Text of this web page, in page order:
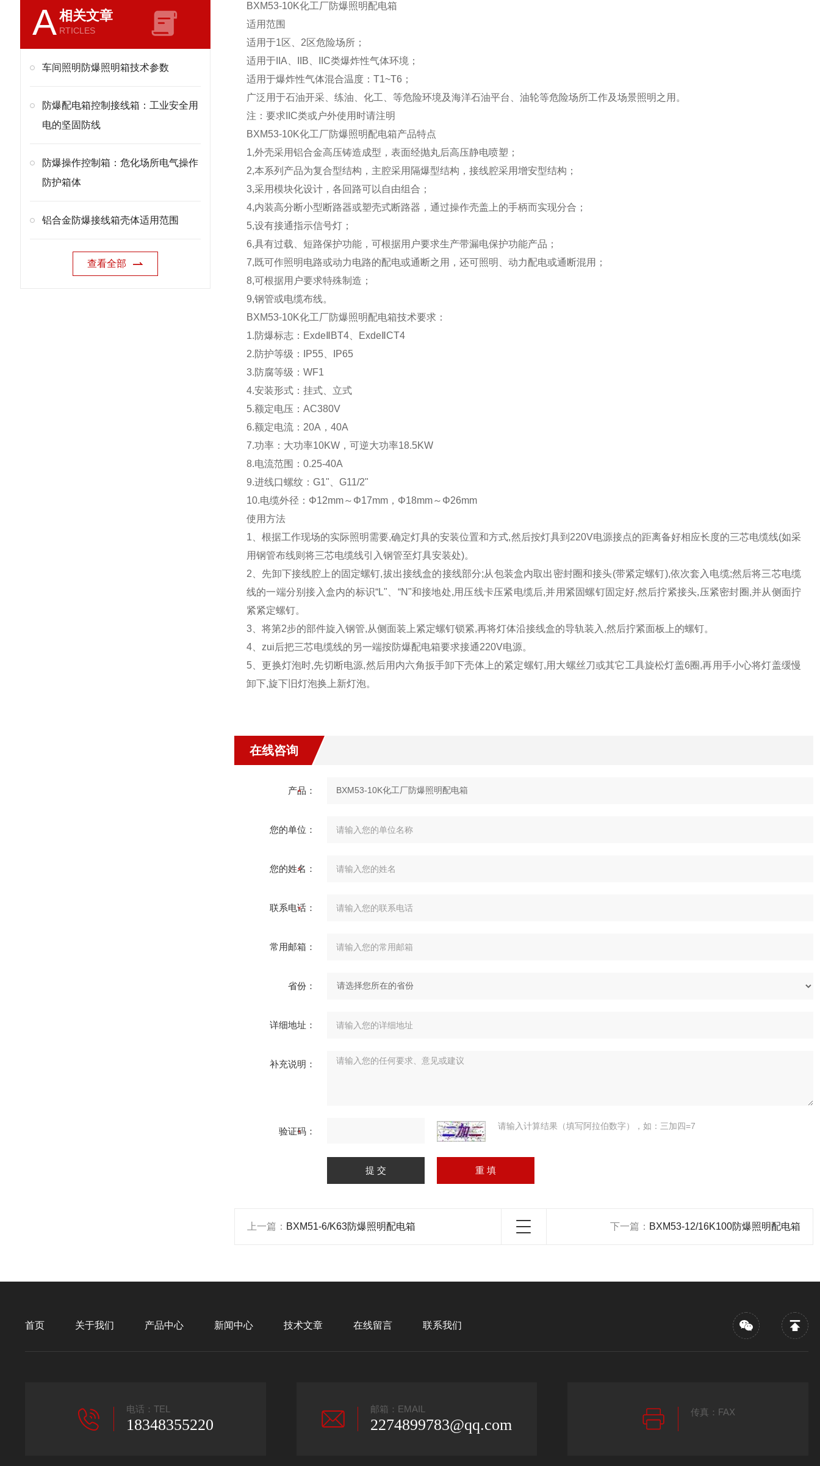
A相关文章
RTICLES
车间照明防爆照明箱技术参数
防爆配电箱控制接线箱：工业安全用
电的坚固防线
防爆操作控制箱：危化场所电气操作
防护箱体
铝合金防爆接线箱壳体适用范围
查看全部
BXM53-10K化工厂防爆照明配电箱
适用范围
适用于1区、2区危险场所；
适用于IIA、IIB、IIC类爆炸性气体环境；
适用于爆炸性气体混合温度：T1~T6；
广泛用于石油开采、练油、化工、等危险环境及海洋石油平台、油轮等危险场所工作及场景照明之用。
注：要求IIC类或户外使用时请注明
BXM53-10K化工厂防爆照明配电箱产品特点
1,外壳采用铝合金高压铸造成型，表面经抛丸后高压静电喷塑；
2,本系列产品为复合型结构，主腔采用隔爆型结构，接线腔采用增安型结构；
3,采用模块化设计，各回路可以自由组合；
4,内装高分断小型断路器或塑壳式断路器，通过操作壳盖上的手柄而实现分合；
5,设有接通指示信号灯；
6,具有过载、短路保护功能，可根据用户要求生产带漏电保护功能产品；
7,既可作照明电路或动力电路的配电或通断之用，还可照明、动力配电或通断混用；
8,可根据用户要求特殊制造；
9,钢管或电缆布线。
BXM53-10K化工厂防爆照明配电箱技术要求：
1.防爆标志：ExdeⅡBT4、ExdeⅡCT4
2.防护等级：IP55、IP65
3.防腐等级：WF1
4.安装形式：挂式、立式
5.额定电压：AC380V
6.额定电流：20A，40A
7.功率：大功率10KW，可逆大功率18.5KW
8.电流范围：0.25-40A
9.进线口螺纹：G1"、G11/2"
10.电缆外径：Φ12mm～Φ17mm，Φ18mm～Φ26mm
使用方法
1、根据工作现场的实际照明需要,确定灯具的安装位置和方式,然后按灯具到220V电源接点的距离备好相应长度的三芯电缆线(如采
用钢管布线则将三芯电缆线引入钢管至灯具安装处)。
2、先卸下接线腔上的固定螺钉,拔出接线盒的接线部分;从包装盒内取出密封圈和接头(带紧定螺钉),依次套入电缆;然后将三芯电缆
线的一端分别接入盒内的标识“L"、“N"和接地处,用压线卡压紧电缆后,并用紧固螺钉固定好,然后拧紧接头,压紧密封圈,并从侧面拧
紧紧定螺钉。
3、将第2步的部件旋入钢管,从侧面装上紧定螺钉锁紧,再将灯体沿接线盒的导轨装入,然后拧紧面板上的螺钉。
4、zui后把三芯电缆线的另一端按防爆配电箱要求接通220V电源。
5、更换灯泡时,先切断电源,然后用内六角扳手卸下壳体上的紧定螺钉,用大螺丝刀或其它工具旋松灯盖6圈,再用手小心将灯盖缓慢
卸下,旋下旧灯泡换上新灯泡。
在线咨询
产品：
您的单位：
您的姓名：
联系电话：
常用邮箱：
省份：
详细地址：
补充说明：
验证码： 请输入计算结果（填写阿拉伯数字），如：三加四=7
上一篇： BXM51-6/K63防爆照明配电箱 下一篇： BXM53-12/16K100防爆照明配电箱
首页 关于我们 产品中心 新闻中心 技术文章 在线留言 联系我们
电话：TEL
18348355220
邮箱：EMAIL
2274899783@qq.com
传真：FAX